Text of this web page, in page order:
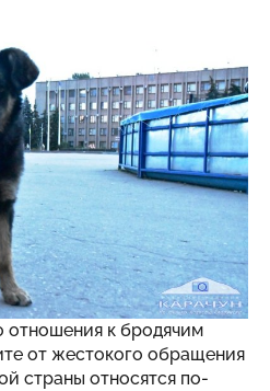
отношения к бродячим
от жестокого обращения
страны относятся по-